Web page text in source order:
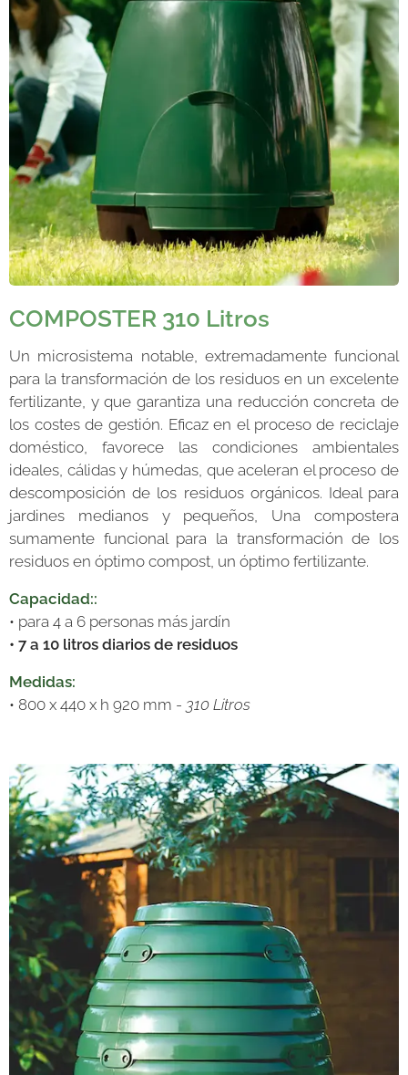
COMPOSTER 310 Litros
Un microsistema notable, extremadamente funcional
para la transformación de los residuos en un excelente
fertilizante, y que garantiza una reducción concreta de
los costes de gestión. Eficaz en el proceso de reciclaje
doméstico, favorece las condiciones ambientales
ideales, cálidas y húmedas, que aceleran el proceso de
descomposición de los residuos orgánicos. Ideal para
jardines medianos y pequeños, Una compostera
sumamente funcional para la transformación de los
residuos en óptimo compost, un óptimo fertilizante.
Capacidad::
• para 4 a 6 personas más jardín
• 7 a 10 litros diarios de residuos
Medidas:
• 800 x 440 x h 920 mm - 310 Litros